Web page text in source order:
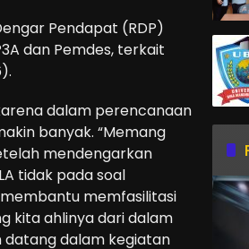
Pendapat (RDP)
dan Pemdes, terkait
dalam perencanaan
banyak. “Memang
mendengarkan
tidak pada soal
memfasilitasi
kita ahlinya dari dalam
datang dalam kegiatan